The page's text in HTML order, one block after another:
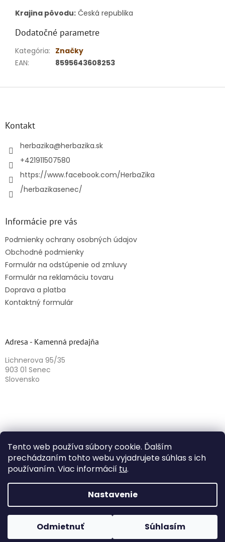
Tento web používa súbory cookie. Ďalším
prechádzaním tohto webu vyjadrujete súhlas s ich
používaním. Viac informácií tu.
Nastavenie
Odmietnuť Súhlasím
Krajina pôvodu: Česká republika
Dodatočné parametre
Kategória: Značky
EAN: 8595643608253
Z
Kontakt
herbazika@herbazika.sk
+421911507580
https://www.facebook.com/HerbaZika
/herbazikasenec/
Informácie pre vás
Podmienky ochrany osobných údajov
Obchodné podmienky
Formulár na odstúpenie od zmluvy
Formulár na reklamáciu tovaru
Doprava a platba
Kontaktný formulár
Adresa - Kamenná predajňa
Lichnerova 95/35
903 01 Senec
Slovensko
Copyright 2026Herbazika. Všetky práva vyhradené.
Upraviť nastavenie cookies